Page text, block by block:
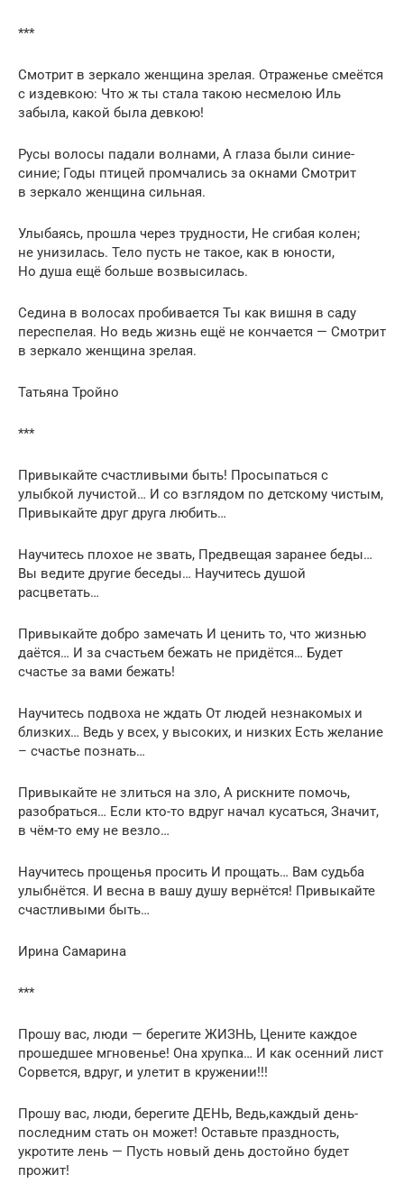
***
Смотрит в зеркало женщина зрелая. Отраженье смеётся
с издевкою: Что ж ты стала такою несмелою Иль
забыла, какой была девкою!
Русы волосы падали волнами, А глаза были синие-
синие; Годы птицей промчались за окнами Смотрит
в зеркало женщина сильная.
Улыбаясь, прошла через трудности, Не сгибая колен;
не унизилась. Тело пусть не такое, как в юности,
Но душа ещё больше возвысилась.
Седина в волосах пробивается Ты как вишня в саду
переспелая. Но ведь жизнь ещё не кончается — Смотрит
в зеркало женщина зрелая.
Татьяна Тройно
***
Привыкайте счастливыми быть! Просыпаться с
улыбкой лучистой… И со взглядом по детскому чистым,
Привыкайте друг друга любить…
Научитесь плохое не звать, Предвещая заранее беды…
Вы ведите другие беседы… Научитесь душой
расцветать…
Привыкайте добро замечать И ценить то, что жизнью
даётся… И за счастьем бежать не придётся… Будет
счастье за вами бежать!
Научитесь подвоха не ждать От людей незнакомых и
близких… Ведь у всех, у высоких, и низких Есть желание
– счастье познать…
Привыкайте не злиться на зло, А рискните помочь,
разобраться… Если кто-то вдруг начал кусаться, Значит,
в чём-то ему не везло…
Научитесь прощенья просить И прощать… Вам судьба
улыбнётся. И весна в вашу душу вернётся! Привыкайте
счастливыми быть…
Ирина Самарина
***
Прошу вас, люди — берегите ЖИЗНЬ, Цените каждое
прошедшее мгновенье! Она хрупка… И как осенний лист
Сорвется, вдруг, и улетит в кружении!!!
Прошу вас, люди, берегите ДЕНЬ, Ведь,каждый день-
последним стать он может! Оставьте праздность,
укротите лень — Пусть новый день достойно будет
прожит!